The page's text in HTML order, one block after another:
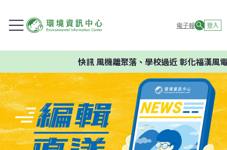
電子報 登入
快訊風機離聚落、學校過近 彰化福漢風電